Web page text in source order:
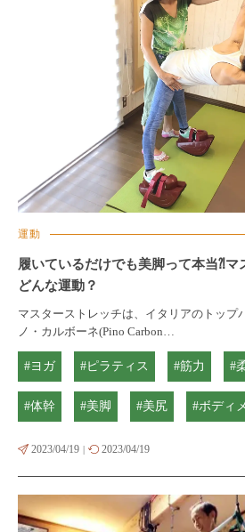
運動
履いているだけでも美脚って本当⁈マ
どんな運動？
マスターストレッチは、イタリアのトップ
ノ・カルボーネ(Pino Carbon…
#ヨガ #ピラティス #筋力 #
#体幹 #美脚 #美尻 #ボディ
2023/04/19 | 2023/04/19